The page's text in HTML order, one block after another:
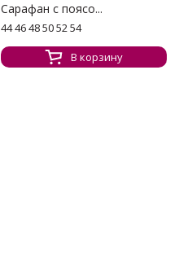
Сарафан с поясо...
44 46 48 50 52 54
В корзину